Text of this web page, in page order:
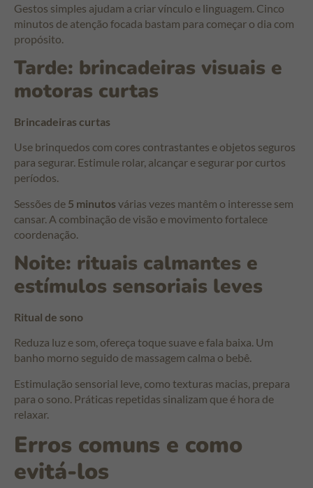
Gestos simples ajudam a criar vínculo e linguagem. Cinco
minutos de atenção focada bastam para começar o dia com
propósito.
Tarde: brincadeiras visuais e
motoras curtas
Brincadeiras curtas
Use brinquedos com cores contrastantes e objetos seguros
para segurar. Estimule rolar, alcançar e segurar por curtos
períodos.
Sessões de 5 minutos várias vezes mantêm o interesse sem
cansar. A combinação de visão e movimento fortalece
coordenação.
Noite: rituais calmantes e
estímulos sensoriais leves
Ritual de sono
Reduza luz e som, ofereça toque suave e fala baixa. Um
banho morno seguido de massagem calma o bebê.
Estimulação sensorial leve, como texturas macias, prepara
para o sono. Práticas repetidas sinalizam que é hora de
relaxar.
Erros comuns e como
evitá-los